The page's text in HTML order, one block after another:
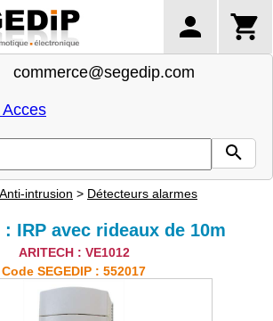
intrusion > Détecteurs alarmes
: IRP avec rideaux de 10m
ARITECH : VE1012
Code SEGEDIP : 552017